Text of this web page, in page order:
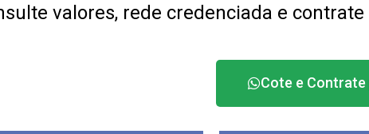
valores, rede credenciada e
Cote e